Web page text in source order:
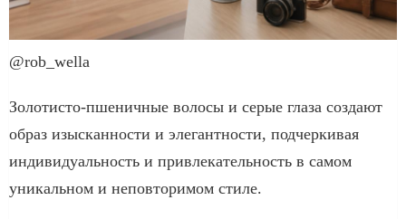
@rob_wella
Золотисто-пшеничные волосы и серые глаза создают
образ изысканности и элегантности, подчеркивая
индивидуальность и привлекательность в самом
уникальном и неповторимом стиле.